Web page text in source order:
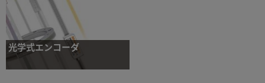
詳細について
光学式エンコーダ